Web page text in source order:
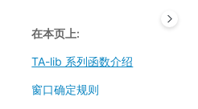
在本页上
TA-lib 系列函数介绍
窗口确定规则